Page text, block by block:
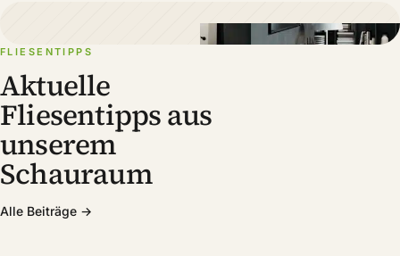
FLIESENTIPPS
Aktuelle
Fliesentipps aus
unserem
Schauraum
Alle Beiträge →